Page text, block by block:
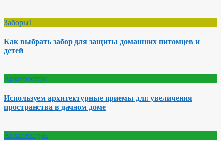
Заборы1
Как выбрать забор для защиты домашних питомцев и
детей
Архитектура
Используем архитектурные приемы для увеличения
пространства в дачном доме
Архитектура